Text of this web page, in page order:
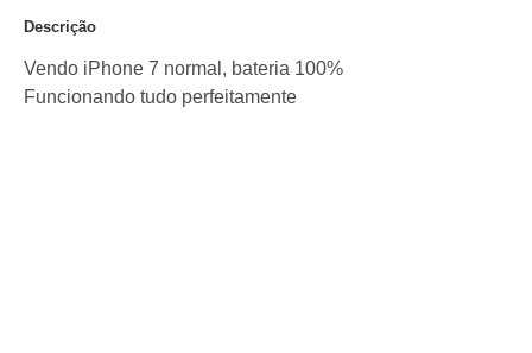
Descrição
Vendo iPhone 7 normal, bateria 100%
Funcionando tudo perfeitamente